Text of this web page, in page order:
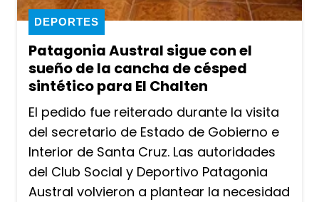
Patagonia Austral sigue con el
sueño de la cancha de césped
sintético para El Chalten
DEPORTES
El pedido fue reiterado durante la visita
del secretario de Estado de Gobierno e
Interior de Santa Cruz. Las autoridades
del Club Social y Deportivo Patagonia
Austral volvieron a plantear la necesidad